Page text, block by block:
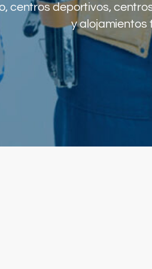
centros deportivos,
y alojamientos